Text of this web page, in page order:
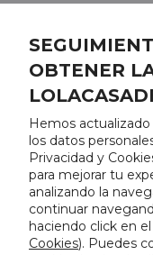
OBTENER
Hemos
los datos
Privacidad y
para mejorar tu
analizando la
continuar
haciendo click en
Cookies). Puedes